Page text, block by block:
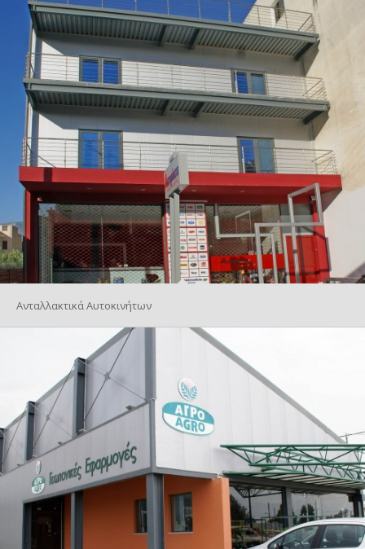
Ανταλλακτικά Αυτοκινήτων